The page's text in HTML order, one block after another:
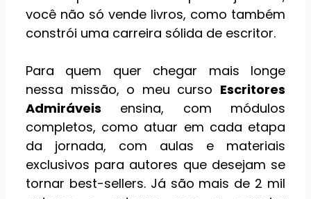
você não só vende livros, como também
constrói uma carreira sólida de escritor.
Para quem quer chegar mais longe
nessa missão, o meu curso Escritores
Admiráveis ensina, com módulos
completos, como atuar em cada etapa
da jornada, com aulas e materiais
exclusivos para autores que desejam se
tornar best-sellers. Já são mais de 2 mil